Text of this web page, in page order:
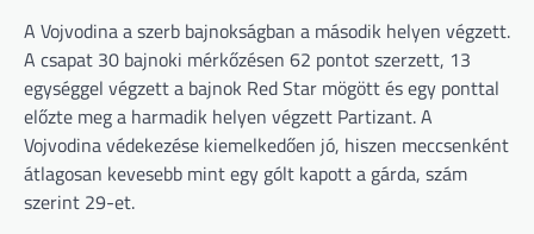
A Vojvodina a szerb bajnokságban a második helyen végzett.
A csapat 30 bajnoki mérkőzésen 62 pontot szerzett, 13
egységgel végzett a bajnok Red Star mögött és egy ponttal
előzte meg a harmadik helyen végzett Partizant. A
Vojvodina védekezése kiemelkedően jó, hiszen meccsenként
átlagosan kevesebb mint egy gólt kapott a gárda, szám
szerint 29-et.